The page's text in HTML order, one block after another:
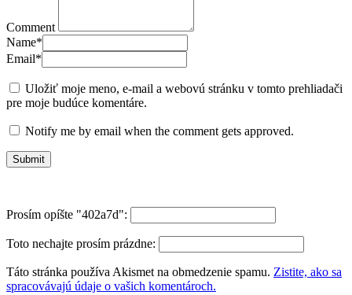
Comment
Name*
Email*
Uložiť moje meno, e-mail a webovú stránku v tomto prehliadači
pre moje budúce komentáre.
Notify me by email when the comment gets approved.
Prosím opíšte "402a7d":
Toto nechajte prosím prázdne:
Táto stránka používa Akismet na obmedzenie spamu. Zistite, ako sa
spracovávajú údaje o vašich komentároch.